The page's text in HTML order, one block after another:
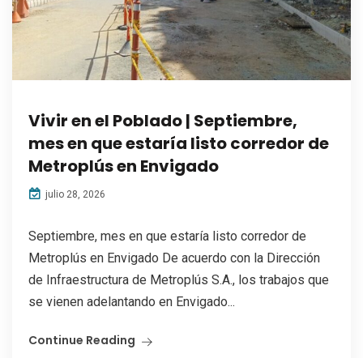
Vivir en el Poblado | Septiembre,
mes en que estaría listo corredor de
Metroplús en Envigado
julio 28, 2026
Septiembre, mes en que estaría listo corredor de
Metroplús en Envigado De acuerdo con la Dirección
de Infraestructura de Metroplús S.A., los trabajos que
se vienen adelantando en Envigado...
Continue Reading